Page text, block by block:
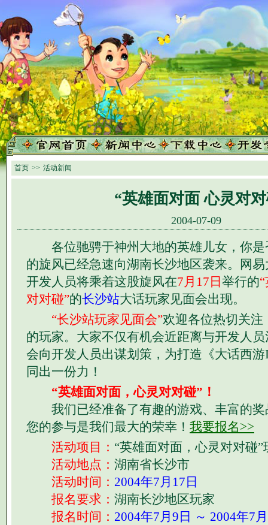
首页 >> 活动新闻
“英雄面对面 心灵对
2004-07-09
各位驰骋于神州大地的英雄儿女，你是
的旋风已经急速向湖南长沙地区袭来。网
开发人员将乘着这股旋风在7月17日 举行的
对对碰”的长沙站大话玩家见面会出现。
“长沙站玩家见面会”欢迎各位热切关
的玩家。大家不仅有机会近距离与开发人
会向开发人员出谋划策，为打造《大话西
同出一份力！
“英雄面对面，心灵对对碰”！
我们已经准备了有趣的游戏、丰富的奖
您的参与是我们最大的荣幸！ 我要报名>>
活动项目： “英雄面对面，心灵对对碰
活动地点： 湖南省长沙市
活动时间： 2004年7月17日
报名要求： 湖南长沙地区玩家
报名时间： 2004年7月9日 ～ 2004年7